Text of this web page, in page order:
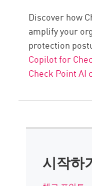
Discover how
amplify your
protection
Copilot for
Check Point AI
시작하